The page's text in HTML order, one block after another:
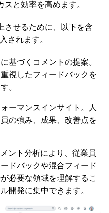
スと効率を高めます。
させるために、以下を含
されます。
基づくコメントの提案。
視したフィードバックを
。
ーマンスインサイト。人
の強み、成果、改善点を
ント分析により、従業員
ドバックや混合フィード
必要な領域を理解するこ
開発に集中できます。